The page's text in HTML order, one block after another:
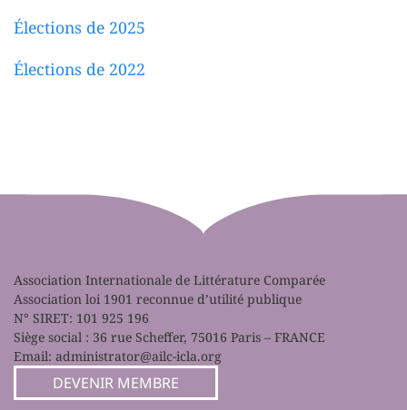
Élections de 2025
Élections de 2022
Association Internationale de Littérature Comparée
Association loi 1901 reconnue d’utilité publique
N° SIRET: 101 925 196
Siège social : 36 rue Scheffer, 75016 Paris – FRANCE
Email: administrator@ailc-icla.org
DEVENIR MEMBRE